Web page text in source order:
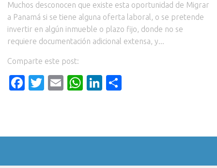
Muchos desconocen que existe esta oportunidad de Migrar
a Panamá si se tiene alguna oferta laboral, o se pretende
invertir en algún inmueble o plazo fijo, donde no se
requiere documentación adicional extensa, y...
Comparte este post:
Facebook
Twitter
EmailWhatsApp
LinkedIn